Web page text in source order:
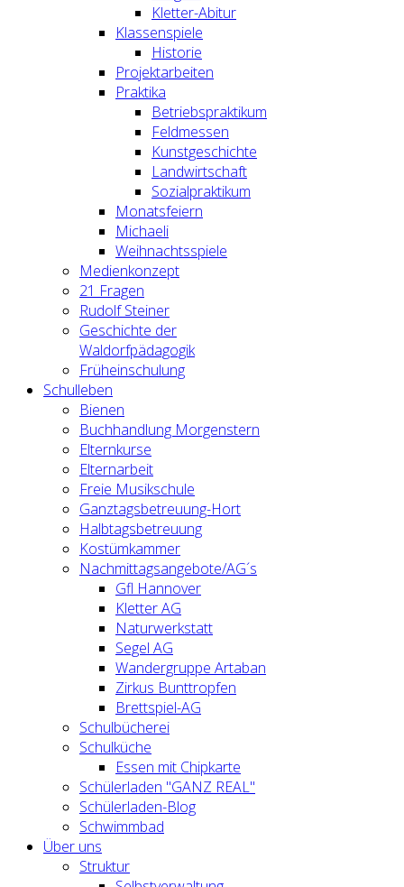
Kletter-Abitur
Klassenspiele
Historie
Projektarbeiten
Praktika
Betriebspraktikum
Feldmessen
Kunstgeschichte
Landwirtschaft
Sozialpraktikum
Monatsfeiern
Michaeli
Weihnachtsspiele
Medienkonzept
21 Fragen
Rudolf Steiner
Geschichte der
Waldorfpädagogik
Früheinschulung
Schulleben
Bienen
Buchhandlung Morgenstern
Elternkurse
Elternarbeit
Freie Musikschule
Ganztagsbetreuung-Hort
Halbtagsbetreuung
Kostümkammer
Nachmittagsangebote/AG´s
Gfl Hannover
Kletter AG
Naturwerkstatt
Segel AG
Wandergruppe Artaban
Zirkus Bunttropfen
Brettspiel-AG
Schulbücherei
Schulküche
Essen mit Chipkarte
Schülerladen "GANZ REAL"
Schülerladen-Blog
Schwimmbad
Über uns
Struktur